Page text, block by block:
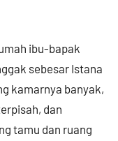
ibu-bapak
sebesar Istana
kamarnya banyak,
dan
tamu dan ruang